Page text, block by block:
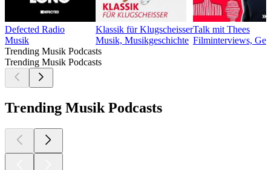
Defected Radio
Musik
Klassik für Klugscheisser
Musik, Musikgeschichte
Talk mit Thees
Filminterviews,
Trending Musik Podcasts
Trending Musik Podcasts
Trending Musik Podcasts